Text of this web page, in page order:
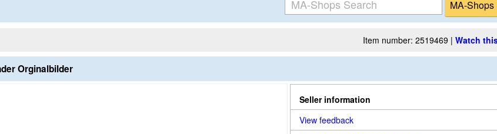
Item number: 2519469 | Watch
Orginalbilder
Seller information
View feedback